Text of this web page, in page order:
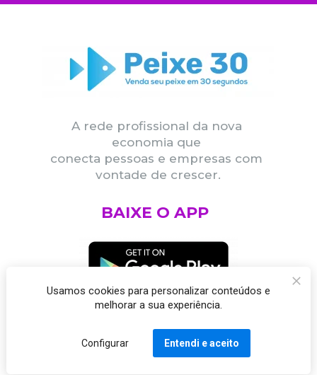
BAIXE O APP
A rede profissional da nova
economia que
conecta pessoas e empresas com
vontade de crescer.
Usamos cookies para personalizar conteúdos e
melhorar a sua experiência.
Configurar Entendi e aceito